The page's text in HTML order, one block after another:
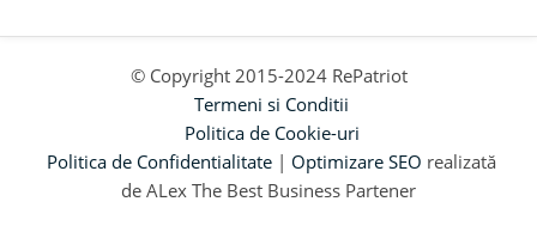
© Copyright 2015-2024 RePatriot
Termeni si Conditii
Politica de Cookie-uri
Politica de Confidentialitate | Optimizare SEO realizată
de ALex The Best Business Partener